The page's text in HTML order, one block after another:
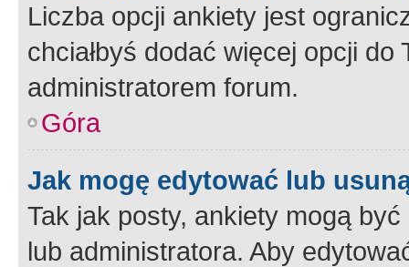
Liczba opcji ankiety jest
chciałbyś dodać więcej opcji
administratorem forum.
Góra
Jak mogę edytować lub
Tak jak posty, ankiety mogą
lub administratora. Aby